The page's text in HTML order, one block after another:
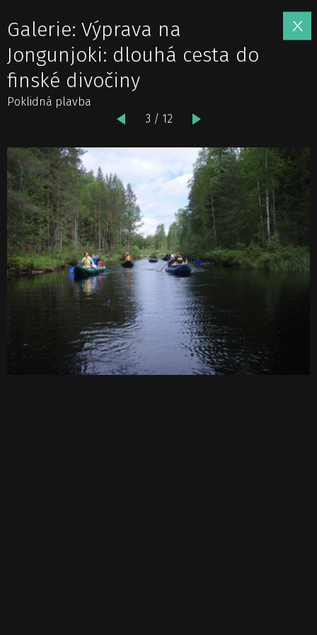
Galerie: Výprava na
Jongunjoki: dlouhá cesta do
finské divočiny
Poklidná plavba
3 / 12